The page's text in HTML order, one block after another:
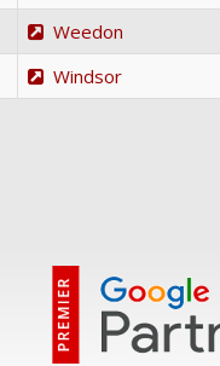
Weedon
Windsor